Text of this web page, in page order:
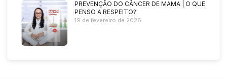
PREVENÇÃO DO CÂNCER DE MAMA | O QUE
PENSO A RESPEITO?
19 de fevereiro de 2026